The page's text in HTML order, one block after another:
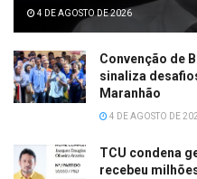
4 DE AGOSTO DE 2026
Convenção de
sinaliza
Maranhão
4 DE AGOSTO DE
TCU condena
recebeu